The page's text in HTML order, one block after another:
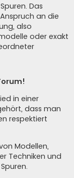
Das
an die
also
oder exakt
in einer
dass man
respektiert
Modellen,
Techniken und